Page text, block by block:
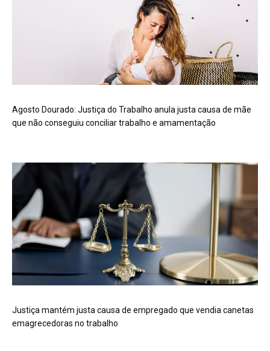
Agosto Dourado: Justiça do Trabalho anula justa causa de mãe
que não conseguiu conciliar trabalho e amamentação
Justiça mantém justa causa de empregado que vendia canetas
emagrecedoras no trabalho